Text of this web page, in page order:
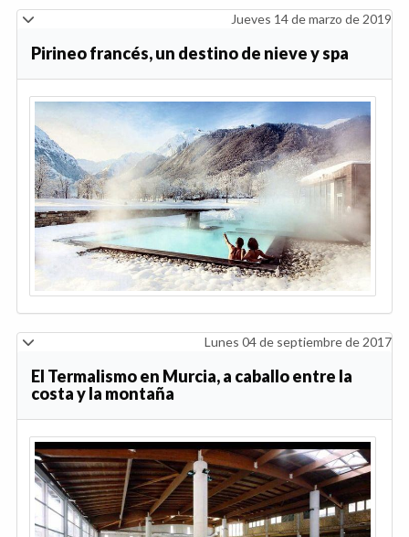
Jueves 14 de marzo de 2019
Pirineo francés, un destino de nieve y spa
Lunes 04 de septiembre de 2017
El Termalismo en Murcia, a caballo entre la
costa y la montaña